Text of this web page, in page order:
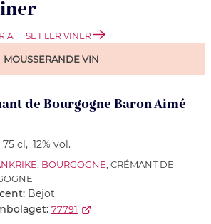
ATT SE FLER VINER
MOUSSERANDE VIN
de Bourgogne Baron Aimé
75 cl, 12% vol.
BOURGOGNE , CRÉMANT DE
Bejot
77791